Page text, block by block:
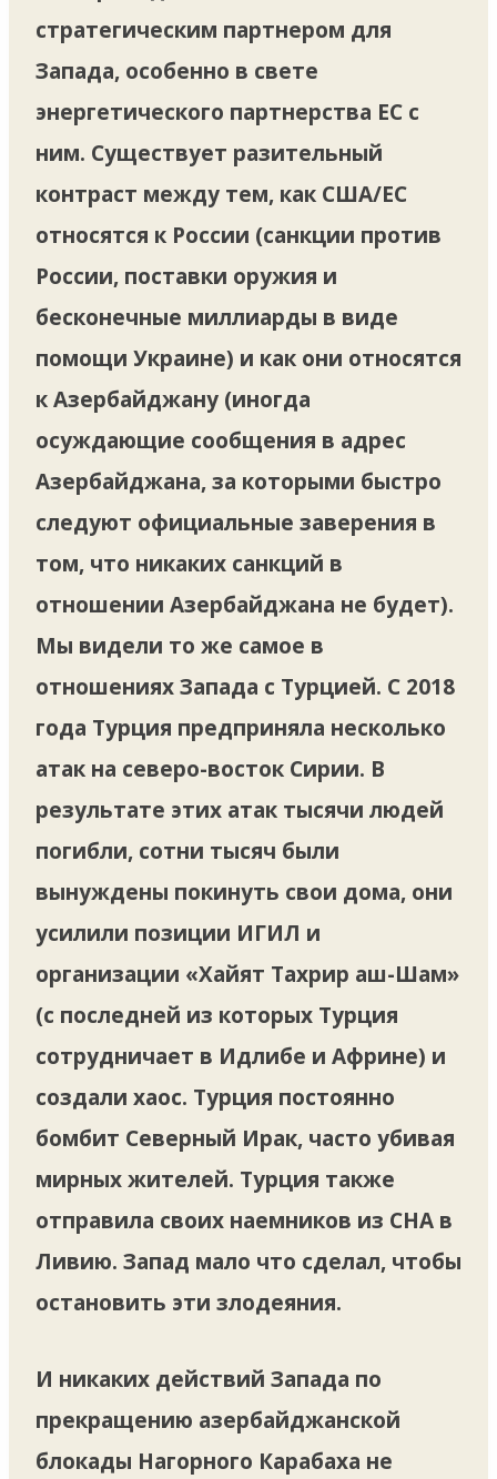
стратегическим партнером для
Запада, особенно в свете
энергетического партнерства ЕС с
ним. Существует разительный
контраст между тем, как США/ЕС
относятся к России (санкции против
России, поставки оружия и
бесконечные миллиарды в виде
помощи Украине) и как они относятся
к Азербайджану (иногда
осуждающие сообщения в адрес
Азербайджана, за которыми быстро
следуют официальные заверения в
том, что никаких санкций в
отношении Азербайджана не будет).
Мы видели то же самое в
отношениях Запада с Турцией. С 2018
года Турция предприняла несколько
атак на северо-восток Сирии. В
результате этих атак тысячи людей
погибли, сотни тысяч были
вынуждены покинуть свои дома, они
усилили позиции ИГИЛ и
организации «Хайят Тахрир аш-Шам»
(с последней из которых Турция
сотрудничает в Идлибе и Африне) и
создали хаос. Турция постоянно
бомбит Северный Ирак, часто убивая
мирных жителей. Турция также
отправила своих наемников из СНА в
Ливию. Запад мало что сделал, чтобы
остановить эти злодеяния.
И никаких действий Запада по
прекращению азербайджанской
блокады Нагорного Карабаха не